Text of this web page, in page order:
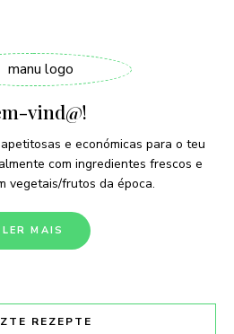
vind@!
e económicas para o teu
com ingredientes frescos e
vegetais/frutos da época.
LER MAIS
REZEPTE